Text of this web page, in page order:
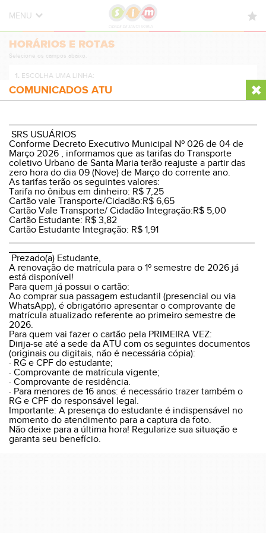
MENU
HORÁRIOS E ROTAS
DÚVIDAS FREQUENTES
COMUNICADOS ATU
SRS USUÁRIOS
Conforme Decreto Executivo Municipal Nº 026 de 04 de
Março 2026 , informamos que as tarifas do Transporte
coletivo Urbano de Santa Maria terão reajuste a partir das
zero hora do dia 09 (Nove) de Março do corrente ano.
As tarifas terão os seguintes valores:
Tarifa no ônibus em dinheiro: R$ 7,25
Cartão vale Transporte/Cidadão:R$ 6,65
Cartão Vale Transporte/ Cidadão Integração:R$ 5,00
Cartão Estudante: R$ 3,82
Cartão Estudante Integração: R$ 1,91
Prezado(a) Estudante,
A renovação de matrícula para o 1º semestre de 2026 já
está disponível!
Para quem já possui o cartão:
Ao comprar sua passagem estudantil (presencial ou via
WhatsApp), é obrigatório apresentar o comprovante de
matrícula atualizado referente ao primeiro semestre de
2026.
Para quem vai fazer o cartão pela PRIMEIRA VEZ:
Dirija-se até a sede da ATU com os seguintes documentos
(originais ou digitais, não é necessária cópia):
· RG e CPF do estudante;
· Comprovante de matrícula vigente;
· Comprovante de residência.
· Para menores de 16 anos: é necessário trazer também o
RG e CPF do responsável legal.
Importante: A presença do estudante é indispensável no
momento do atendimento para a captura da foto.
Não deixe para a última hora! Regularize sua situação e
garanta seu benefício.
HORÁRIOS E ROTAS
Selecione os campos abaixo.
1. ESCOLHA UMA LINHA:
2.ESCOLHA A DIREÇÃO:
3.ESCOLHA O PERÍODO:
VER HORÁRIOS E ROTA
© Sistema Integrado Municipal Versão Desktop